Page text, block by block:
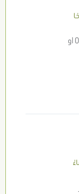
تواصلي ع الواتس اب 0567460080 او